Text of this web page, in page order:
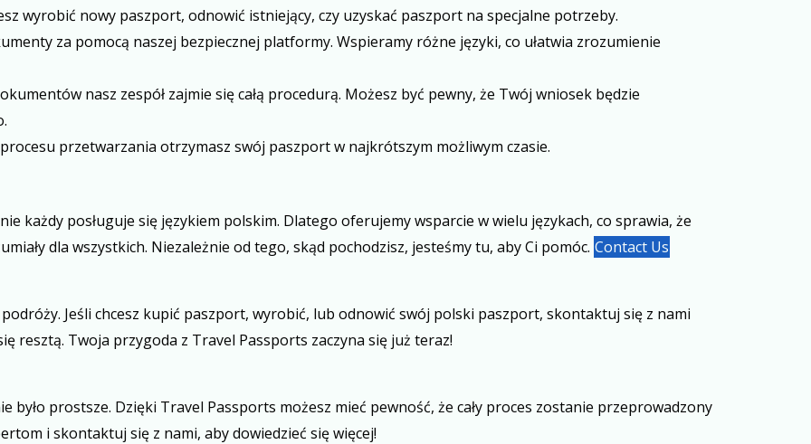
wyrobić nowy paszport, odnowić istniejący, czy uzyskać paszport na specjalne potrzeby.
za pomocą naszej bezpiecznej platformy. Wspieramy różne języki, co ułatwia zrozumienie
nasz zespół zajmie się całą procedurą. Możesz być pewny, że Twój wniosek będzie
przetwarzania otrzymasz swój paszport w najkrótszym możliwym czasie.
każdy posługuje się językiem polskim. Dlatego oferujemy wsparcie w wielu językach, co sprawia, że
dla wszystkich. Niezależnie od tego, skąd pochodzisz, jesteśmy tu, aby Ci pomóc. Contact Us
Jeśli chcesz kupić paszport, wyrobić, lub odnowić swój polski paszport, skontaktuj się z nami
resztą. Twoja przygoda z Travel Passports zaczyna się już teraz!
prostsze. Dzięki Travel Passports możesz mieć pewność, że cały proces zostanie przeprowadzony
i skontaktuj się z nami, aby dowiedzieć się więcej!